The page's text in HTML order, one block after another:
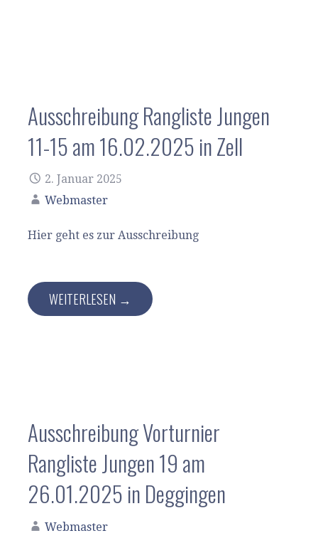
Ausschreibung Rangliste Jungen
11-15 am 16.02.2025 in Zell
2. Januar 2025
Webmaster
Hier geht es zur Ausschreibung
WEITERLESEN →
Ausschreibung Vorturnier
Rangliste Jungen 19 am
26.01.2025 in Deggingen
Webmaster